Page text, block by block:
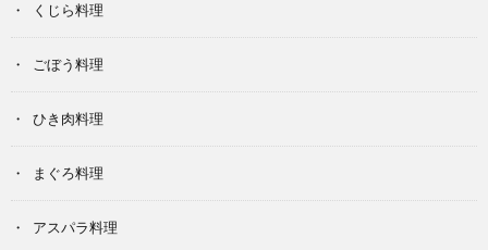
くじら料理
ごぼう料理
ひき肉料理
まぐろ料理
アスパラ料理